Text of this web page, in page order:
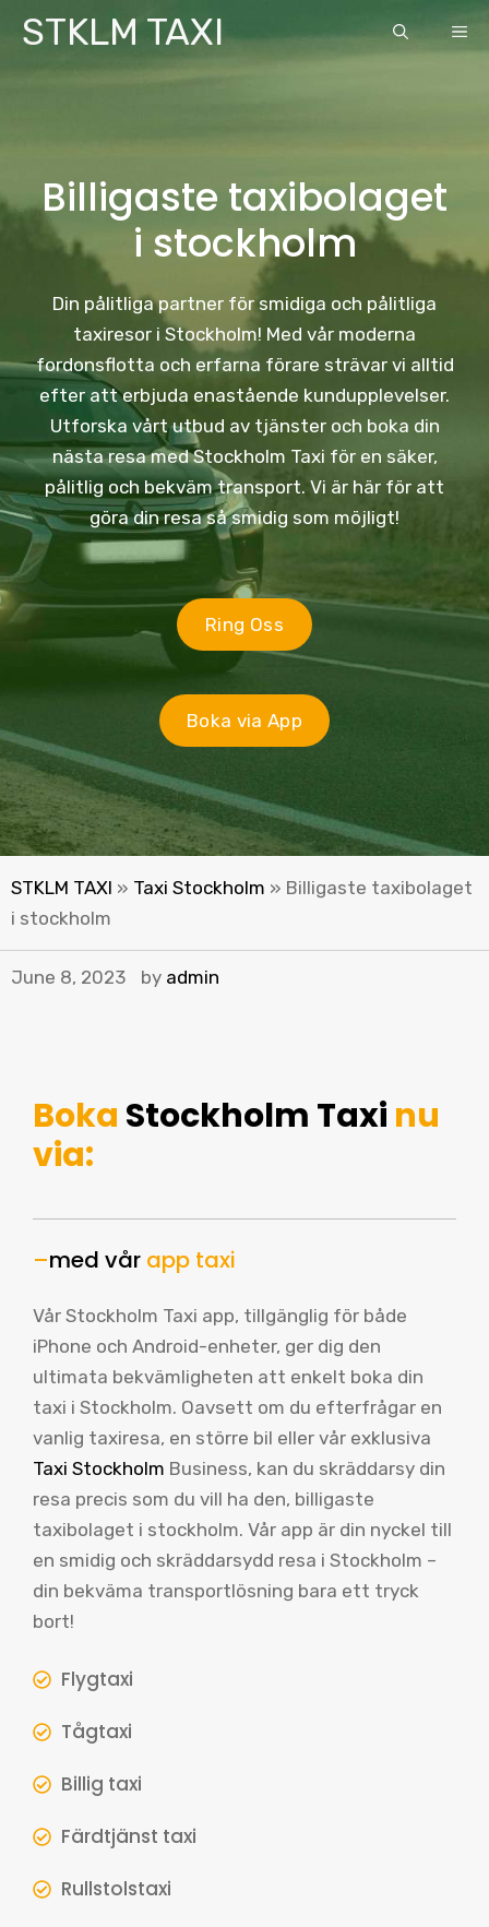
SkipSTKLM TAXI
Billigaste taxibolaget
i stockholm
Din pålitliga partner för smidiga och pålitliga
taxiresor i Stockholm! Med vår moderna
fordonsflotta och erfarna förare strävar vi alltid
efter att erbjuda enastående kundupplevelser.
Utforska vårt utbud av tjänster och boka din
nästa resa med Stockholm Taxi för en säker,
pålitlig och bekväm transport. Vi är här för att
göra din resa så smidig som möjligt!
Ring Oss
Boka via App
STKLM TAXI » Taxi Stockholm » Billigaste taxibolaget
i stockholm
June 8, 2023 by admin
Boka Stockholm Taxi nu
via:
–med vår app taxi
Vår Stockholm Taxi app, tillgänglig för både
iPhone och Android-enheter, ger dig den
ultimata bekvämligheten att enkelt boka din
taxi i Stockholm. Oavsett om du efterfrågar en
vanlig taxiresa, en större bil eller vår exklusiva
Taxi Stockholm Business, kan du skräddarsy din
resa precis som du vill ha den, billigaste
taxibolaget i stockholm. Vår app är din nyckel till
en smidig och skräddarsydd resa i Stockholm –
din bekväma transportlösning bara ett tryck
bort!
Flygtaxi
Tågtaxi
Billig taxi
Färdtjänst taxi
Rullstolstaxi